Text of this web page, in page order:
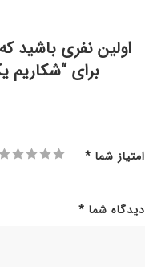
اولین نفری باشید
برای
امتیاز شما *
دیدگاه شما *